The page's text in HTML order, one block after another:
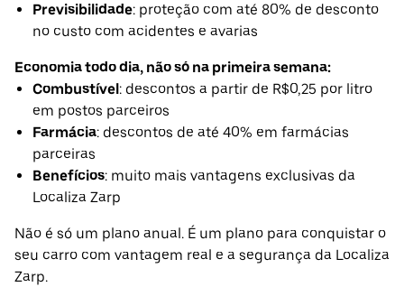
Previsibilidade: proteção com até 80% de desconto
no custo com acidentes e avarias
Economia todo dia, não só na primeira semana:
Combustível: descontos a partir de R$0,25 por litro
em postos parceiros
Farmácia: descontos de até 40% em farmácias
parceiras
Benefícios: muito mais vantagens exclusivas da
Localiza Zarp
Não é só um plano anual. É um plano para conquistar o
seu carro com vantagem real e a segurança da Localiza
Zarp.